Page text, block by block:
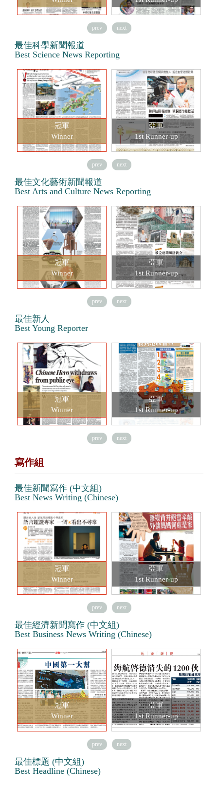
prev next
最佳科學新聞報道
Best Science News Reporting
冠軍
Winner
亞軍
1st Runner-up
prev next
最佳文化藝術新聞報道
Best Arts and Culture News Reporting
冠軍
Winner
亞軍
1st Runner-up
prev next
最佳新人
Best Young Reporter
冠軍
Winner
亞軍
1st Runner-up
prev next
寫作組
最佳新聞寫作 (中文組)
Best News Writing (Chinese)
冠軍
Winner
亞軍
1st Runner-up
prev next
最佳經濟新聞寫作 (中文組)
Best Business News Writing (Chinese)
冠軍
Winner
亞軍
1st Runner-up
prev next
最佳標題 (中文組)
Best Headline (Chinese)